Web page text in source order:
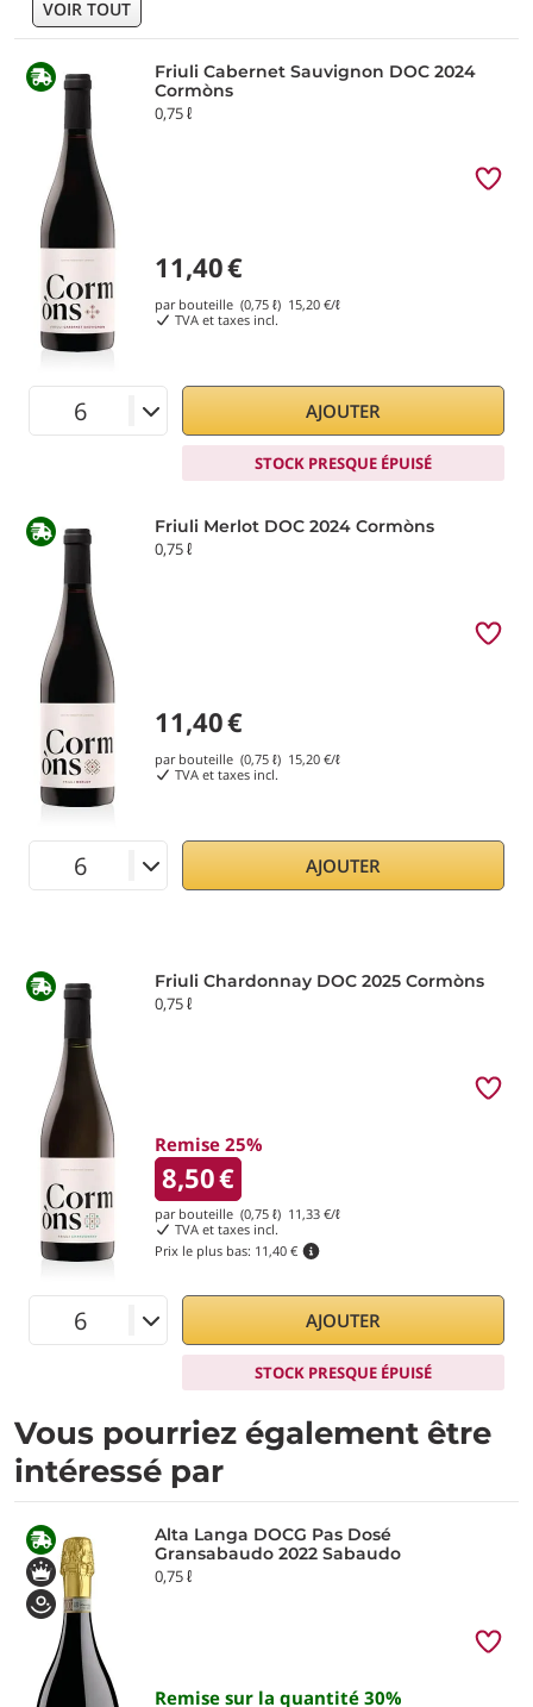
VOIR TOUT
Friuli Cabernet Sauvignon DOC 2024
Cormòns
0,75 ℓ
11,40€
par bouteille (0,75 ℓ) 15,20 €/ℓ
TVA et taxes incl.
AJOUTER
STOCK PRESQUE ÉPUISÉ
Friuli Merlot DOC 2024 Cormòns
0,75 ℓ
11,40€
par bouteille (0,75 ℓ) 15,20 €/ℓ
TVA et taxes incl.
AJOUTER
Friuli Chardonnay DOC 2025 Cormòns
0,75 ℓ
Remise 25%
8,50€
par bouteille (0,75 ℓ) 11,33 €/ℓ
TVA et taxes incl.
Prix le plus bas: 11,40 €
AJOUTER
STOCK PRESQUE ÉPUISÉ
Vous pourriez également être
intéressé par
Alta Langa DOCG Pas Dosé
Gransabaudo 2022 Sabaudo
0,75 ℓ
Remise sur la quantité 30%